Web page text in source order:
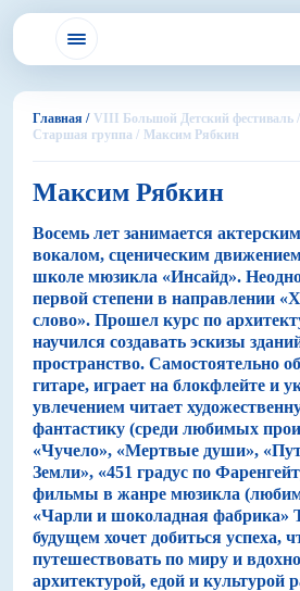
Главная / VIII Большой Детский фестиваль /
Старшая группа / Максим Рябкин
Максим Рябкин
Восемь лет занимается
вокалом, сценическим
школе мюзикла «Инсайд».
первой степени в направлении
слово». Прошел курс по
научился создавать эскизы
пространство. Самостоятельно
гитаре, играет на блокфлейте и
увлечением читает
фантастику (среди любимых
«Чучело», «Мертвые души»,
Земли», «451 градус по
фильмы в жанре мюзикла
«Чарли и шоколадная фабрика»
будущем хочет добиться успеха,
путешествовать по миру и
архитектурой, едой и культурой